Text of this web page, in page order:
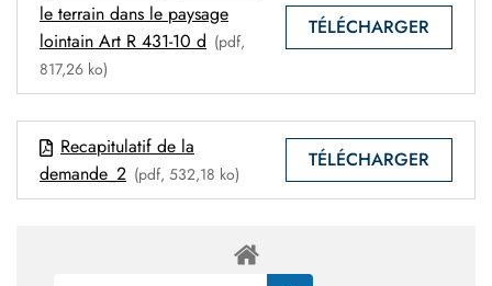
le terrain dans le paysage
lointain Art R 431-10 d (pdf,
817,26 ko)
TÉLÉCHARGER
Recapitulatif de la
demande_2 (pdf, 532,18 ko)
TÉLÉCHARGER